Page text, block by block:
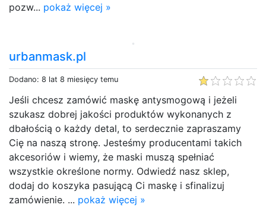
pozw... pokaż więcej »
urbanmask.pl
Dodano: 8 lat 8 miesięcy temu
Jeśli chcesz zamówić maskę antysmogową i jeżeli
szukasz dobrej jakości produktów wykonanych z
dbałością o każdy detal, to serdecznie zapraszamy
Cię na naszą stronę. Jesteśmy producentami takich
akcesoriów i wiemy, że maski muszą spełniać
wszystkie określone normy. Odwiedź nasz sklep,
dodaj do koszyka pasującą Ci maskę i sfinalizuj
zamówienie. ... pokaż więcej »